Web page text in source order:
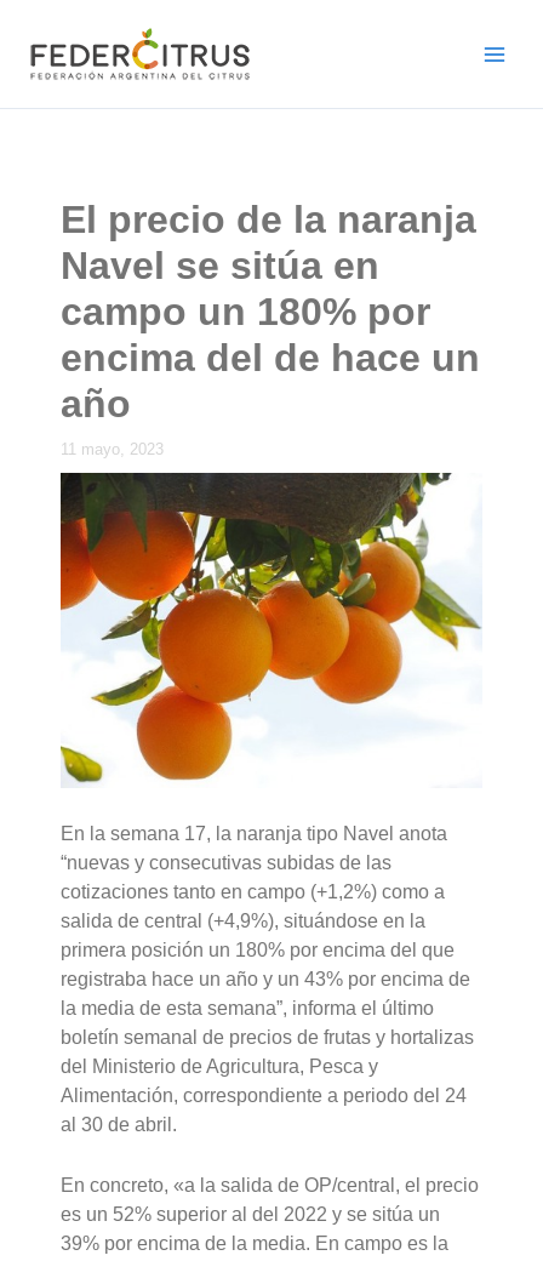
contenido
El precio de la naranja
Navel se sitúa en
campo un 180% por
encima del de hace un
año
11 mayo, 2023
En la semana 17, la naranja tipo Navel anota
“nuevas y consecutivas subidas de las
cotizaciones tanto en campo (+1,2%) como a
salida de central (+4,9%), situándose en la
primera posición un 180% por encima del que
registraba hace un año y un 43% por encima de
la media de esta semana”, informa el último
boletín semanal de precios de frutas y hortalizas
del Ministerio de Agricultura, Pesca y
Alimentación, correspondiente a periodo del 24
al 30 de abril.
En concreto, «a la salida de OP/central, el precio
es un 52% superior al del 2022 y se sitúa un
39% por encima de la media. En campo es la